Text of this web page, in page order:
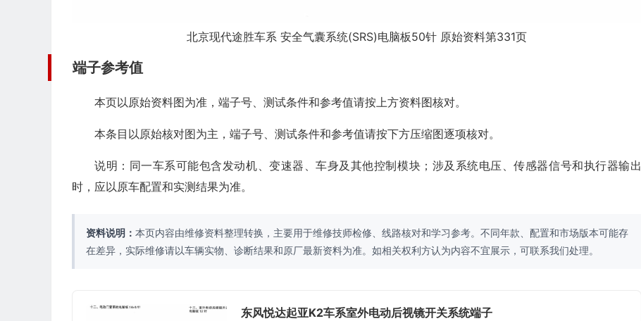
北京现代途胜车系 安全气囊系统(SRS)电脑板50针 原始资料第331页
端子参考值
本页以原始资料图为准，端子号、测试条件和参考值请按上方资料图核对。
本条目以原始核对图为主，端子号、测试条件和参考值请按下方压缩图逐项核对。
说明：同一车系可能包含发动机、变速器、车身及其他控制模块；涉及系统电压、传感器信号和执行器输出
时，应以原车配置和实测结果为准。
资料说明： 本页内容由维修资料整理转换，主要用于维修技师检修、线路核对和学习参考。不同年款、配置和市场版本可能存
在差异，实际维修请以车辆实物、诊断结果和原厂最新资料为准。如相关权利方认为内容不宜展示，可联系我们处理。
东风悦达起亚K2车系室外电动后视镜开关系统端子